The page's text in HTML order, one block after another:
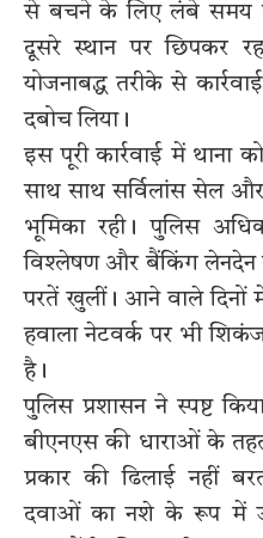
से बचने के लिए लंबे समय
दूसरे स्थान पर छिपकर
योजनाबद्ध तरीके से
दबोच लिया।
इस पूरी कार्रवाई में थाना
साथ साथ सर्विलांस सेल
भूमिका रही। पुलिस
विश्लेषण और बैंकिंग लेनदेन
परतें खुलीं। आने वाले दिनों
हवाला नेटवर्क पर भी
है।
पुलिस प्रशासन ने स्पष्ट
बीएनएस की धाराओं के
प्रकार की ढिलाई नहीं
दवाओं का नशे के रूप में